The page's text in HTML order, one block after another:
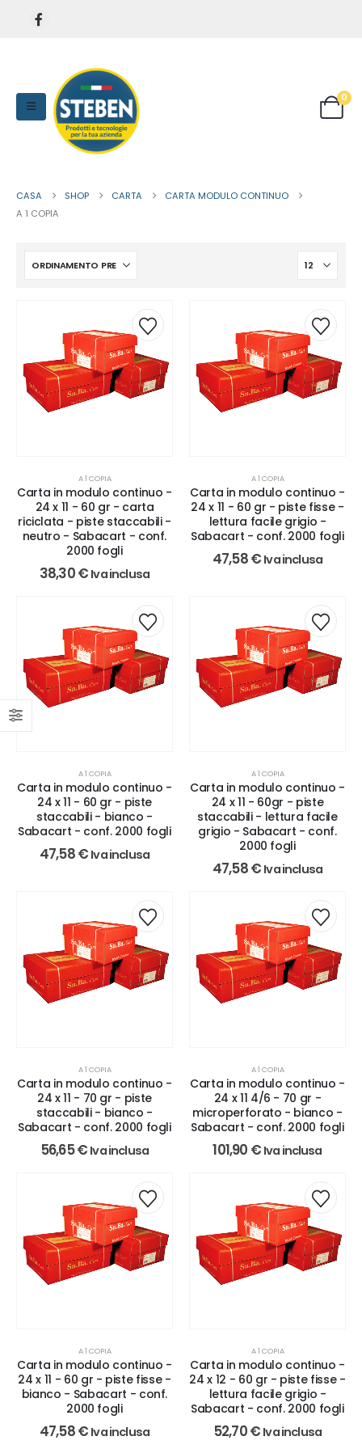
0
CASA SHOP CARTA
CARTA MODULO CONTINUO
A 1 COPIA
A 1 COPIA
Carta in modulo continuo -
24 x 11 - 60 gr - carta
riciclata - piste staccabili -
neutro - Sabacart - conf.
2000 fogli
38,30€ Iva inclusa
A 1 COPIA
Carta in modulo continuo -
24 x 11 - 60 gr - piste fisse -
lettura facile grigio -
Sabacart - conf. 2000 fogli
47,58€ Iva inclusa
A 1 COPIA
Carta in modulo continuo -
24 x 11 - 60 gr - piste
staccabili - bianco -
Sabacart - conf. 2000 fogli
47,58€ Iva inclusa
A 1 COPIA
Carta in modulo continuo -
24 x 11 - 60gr - piste
staccabili - lettura facile
grigio - Sabacart - conf.
2000 fogli
47,58€ Iva inclusa
A 1 COPIA
Carta in modulo continuo -
24 x 11 - 70 gr - piste
staccabili - bianco -
Sabacart - conf. 2000 fogli
56,65€ Iva inclusa
A 1 COPIA
Carta in modulo continuo -
24 x 11 4/6 - 70 gr -
microperforato - bianco -
Sabacart - conf. 2000 fogli
101,90 € Iva inclusa
A 1 COPIA
Carta in modulo continuo -
24 x 11 - 60 gr - piste fisse -
bianco - Sabacart - conf.
2000 fogli
47,58€ Iva inclusa
A 1 COPIA
Carta in modulo continuo -
24 x 12 - 60 gr - piste fisse -
lettura facile grigio -
Sabacart - conf. 2000 fogli
52,70€ Iva inclusa